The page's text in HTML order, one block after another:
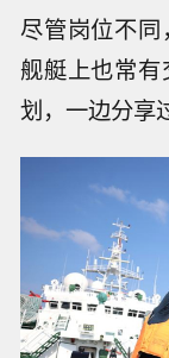
尽管岗位不
舰艇上也常
划，一边分享